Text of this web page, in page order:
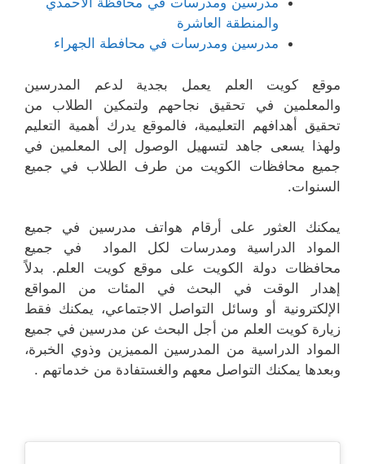
والمنطقة العاشرة
مدرسين ومدرسات في محافطة الجهراء
موقع كويت العلم يعمل بجدية لدعم المدرسين
والمعلمين في تحقيق نجاحهم ولتمكين الطلاب من
تحقيق أهدافهم التعليمية، فالموقع يدرك أهمية التعليم
ولهذا يسعى جاهد لتسهيل الوصول إلى المعلمين في
جميع محافظات الكويت من طرف الطلاب في جميع
السنوات.
يمكنك العثور على أرقام هواتف مدرسين في جميع
المواد الدراسية ومدرسات لكل المواد في جميع
محافظات دولة الكويت على موقع كويت العلم. بدلاً
إهدار الوقت في البحث في المئات من المواقع
الإلكترونية أو وسائل التواصل الاجتماعي، يمكنك فقط
زيارة كويت العلم من أجل البحث عن مدرسين في جميع
المواد الدراسية من المدرسين المميزين وذوي الخبرة،
وبعدها يمكنك التواصل معهم والغستفادة من خدماتهم .